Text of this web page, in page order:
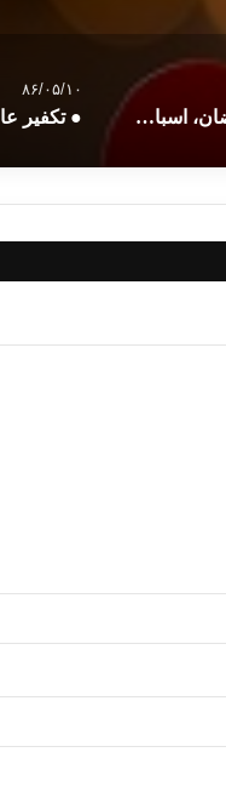
پیام رمضان، اسباب و عوامل تقوا – ٧
۸۶/۰۵/۱۰
● تکفیر